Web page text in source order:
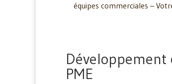
équipes commerciales –
Développement
PME